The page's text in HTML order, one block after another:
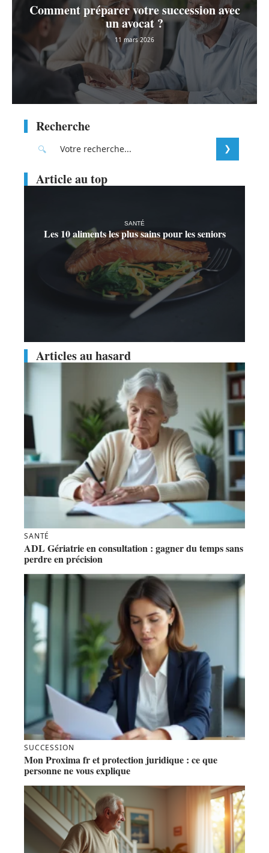
Comment préparer votre succession avec
un avocat ?
11 mars 2026
Recherche
Article au top
SANTÉ
Les 10 aliments les plus sains pour les seniors
Articles au hasard
SANTÉ
ADL Gériatrie en consultation : gagner du temps sans
perdre en précision
SUCCESSION
Mon Proxima fr et protection juridique : ce que
personne ne vous explique